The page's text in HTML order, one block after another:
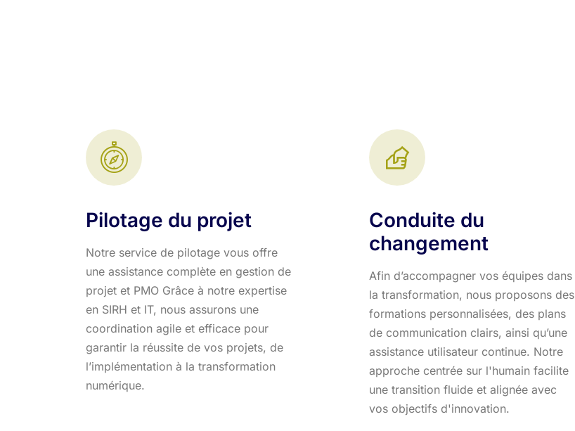
Pilotage du projet
Notre service de pilotage vous offre
une assistance complète en gestion de
projet et PMO Grâce à notre expertise
en SIRH et IT, nous assurons une
coordination agile et efficace pour
garantir la réussite de vos projets, de
l’implémentation à la transformation
numérique.
Conduite du
changement
Afin d’accompagner vos équipes dans
la transformation, nous proposons des
formations personnalisées, des plans
de communication clairs, ainsi qu’une
assistance utilisateur continue. Notre
approche centrée sur l'humain facilite
une transition fluide et alignée avec
vos objectifs d'innovation.​